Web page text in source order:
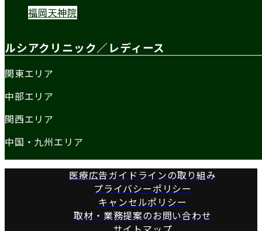
福岡天神院
ルシアクリニック／レディース
関東エリア
中部エリア
関西エリア
中国・九州エリア
医療広告ガイドラインの取り組み
プライバシーポリシー
キャンセルポリシー
取材・業務提案のお問い合わせ